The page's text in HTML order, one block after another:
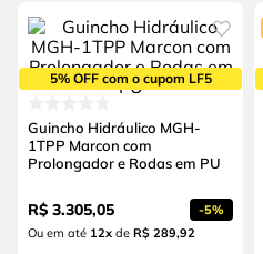
5% OFF com o cupom LF5
Guincho Hidráulico MGH-
1TPP Marcon com
Prolongador e Rodas em PU
R$ 3.305,05 -5%
Ou em até 12xde R$ 289,92